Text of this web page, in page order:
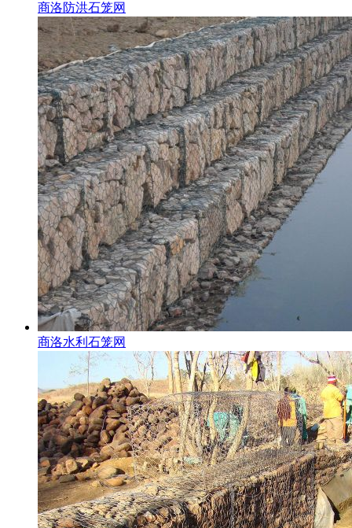
商洛防洪石笼网
商洛水利石笼网